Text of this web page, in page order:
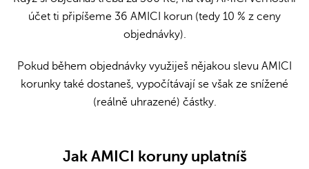
účet ti připíšeme 36 AMICI korun (tedy 10 % z ceny
objednávky).
Pokud během objednávky využiješ nějakou slevu AMICI
korunky také dostaneš, vypočítávají se však ze snížené
(reálně uhrazené) částky.
Jak AMICI koruny uplatníš